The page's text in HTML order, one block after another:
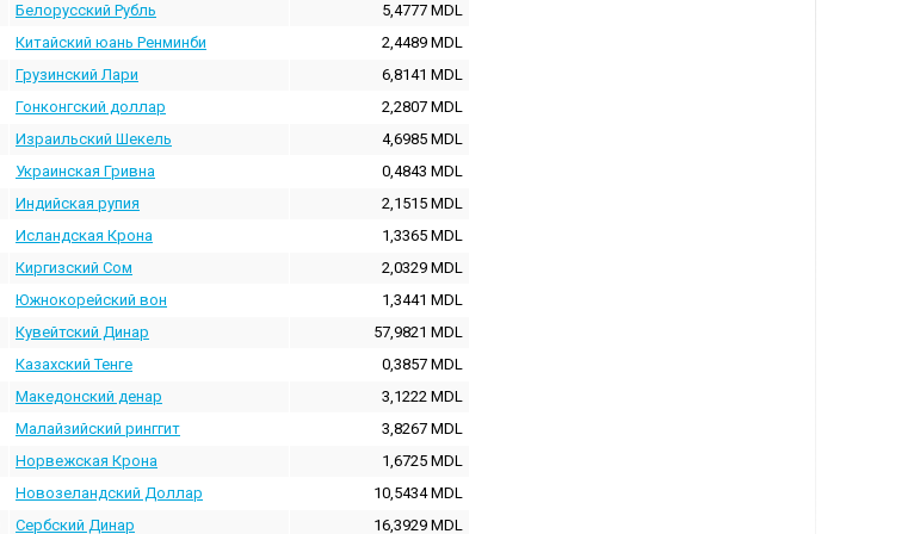
Белорусский Рубль 5,4777 MDL
Китайский юань Ренминби 2,4489 MDL
Грузинский Лари 6,8141 MDL
Гонконгский доллаp 2,2807 MDL
Израильский Шекель 4,6985 MDL
Украинская Гривна 0,4843 MDL
Индийская pупия 2,1515 MDL
Исландская Крона 1,3365 MDL
Киргизский Сом 2,0329 MDL
Южнокорейский вон 1,3441 MDL
Кувейтский Динар 57,9821 MDL
Казахский Тенге 0,3857 MDL
Македонский денар 3,1222 MDL
Малайзийский ринггит 3,8267 MDL
Норвежская Крона 1,6725 MDL
Новозеландский Доллар 10,5434MDL
Сербский Динар 16,3929 MDL